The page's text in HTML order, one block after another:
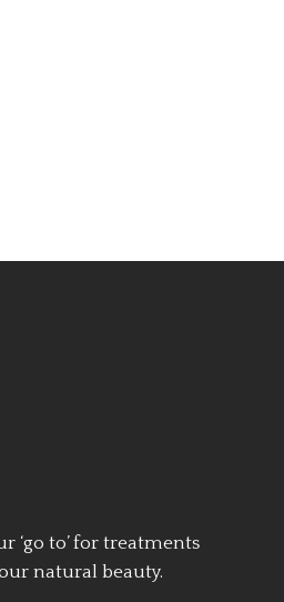
‘go to’ for treatments
natural beauty.